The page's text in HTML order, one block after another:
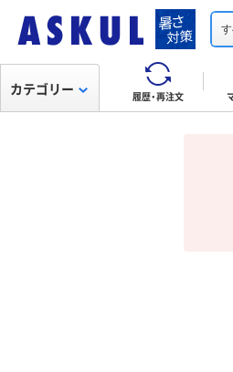
履歴・再注文
カテゴリー